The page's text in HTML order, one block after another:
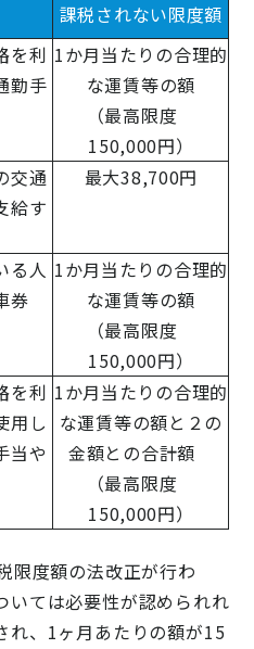
課税されない限度額
を利
勤手
1か月当たりの合理的
な運賃等の額
（最高限度
150,000円）
交通
給す
最大38,700円
る人
券
1か月当たりの合理的
な運賃等の額
（最高限度
150,000円）
を利
用し
当や
1か月当たりの合理的
な運賃等の額と２の
金額との合計額
（最高限度
150,000円）
限度額の法改正が行わ
いては必要性が認められれ
れ、1ヶ月あたりの額が15